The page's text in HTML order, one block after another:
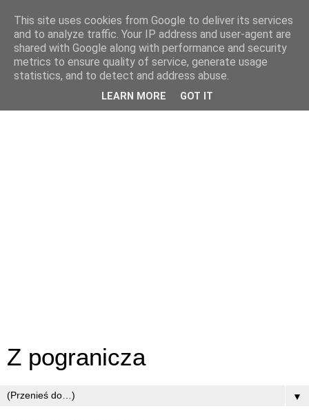
Z pogranicza
▼
This site uses cookies from Google to deliver its services
and to analyze traffic. Your IP address and user-agent are
shared with Google along with performance and security
metrics to ensure quality of service, generate usage
statistics, and to detect and address abuse.
LEARN MORE GOT IT